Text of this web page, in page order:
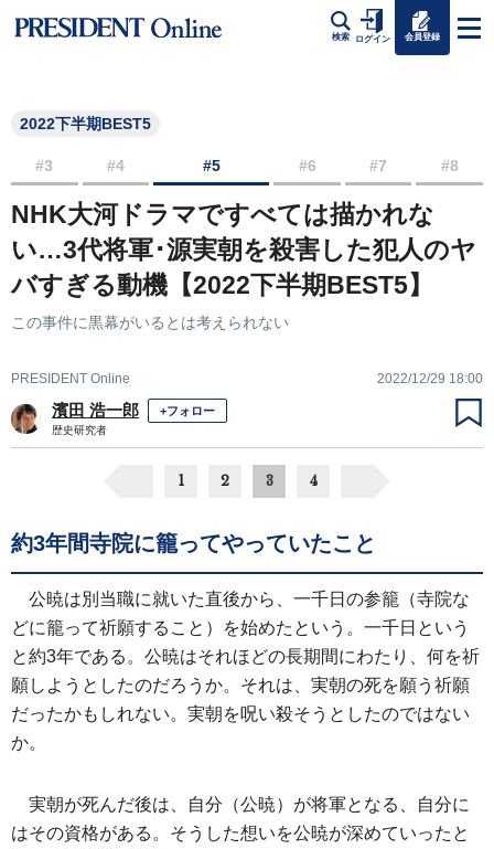
検索 ログイン 会員登録
2022下半期BEST5
#3 #4 #5 #6 #7 #8
NHK大河ドラマですべては描かれな
い…3代将軍･源実朝を殺害した犯人のヤ
バすぎる動機【2022下半期BEST5】
この事件に黒幕がいるとは考えられない
PRESIDENT Online 2022/12/29 18:00
濱田 浩一郎 +フォロー
歴史研究者
1 2 3 4
約3年間寺院に籠ってやっていたこと
公暁は別当職に就いた直後から、一千日の参籠（寺院な
どに籠って祈願すること）を始めたという。一千日という
と約3年である。公暁はそれほどの長期間にわたり、何を祈
願しようとしたのだろうか。それは、実朝の死を願う祈願
だったかもしれない。実朝を呪い殺そうとしたのではない
か。
実朝が死んだ後は、自分（公暁）が将軍となる、自分に
はその資格がある。そうした想いを公暁が深めていったと